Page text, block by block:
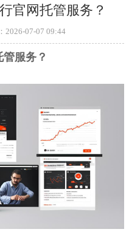
官网托管服务？
2026-07-07 09:44
服务？